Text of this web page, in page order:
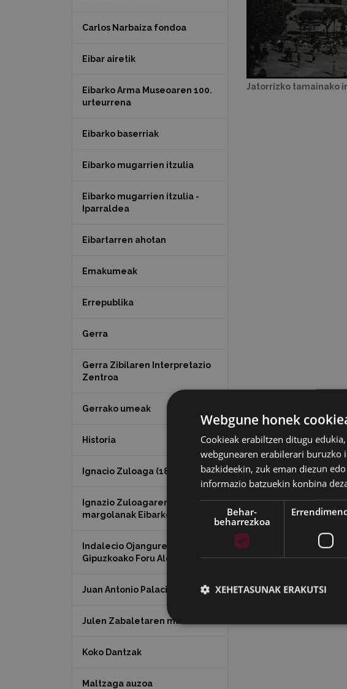
Jatorrizko tamainako
Carlos Narbaiza fondoa
Eibar airetik
Eibarko Arma Museoaren 100.
urteurrena
Eibarko baserriak
Eibarko mugarrien itzulia
Eibarko mugarrien itzulia -
Iparraldea
Eibartarren ahotan
Emakumeak
Errepublika
Gerra
Gerra Zibilaren Interpretazio
Zentroa
Gerrako umeak
Historia
Ignacio Zuloaga (1870-2020)
Ignazio Zuloagaren
margolanak Eibarko dendetan
Indalecio Ojanguren,
Gipuzkoako Foru Aldundia
Juan Antonio Palacios HARRIA
Julen Zabaletaren marrazkiak
Koko Dantzak
Maltzaga auzoa
Webgune honek
Cookieak erabiltzen ditugu
webgunearen erabilerari buruzko
bazkideekin, zuk eman diezun
informazio batzuekin konbina
Behar-
beharrezkoa
XEHETASUNAK ERAKUTSI